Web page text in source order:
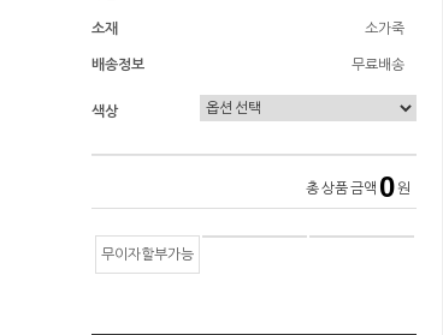
소재
소가죽
배송정보
무료배송
색상
총 상품 금액 0 원
무이자할부가능